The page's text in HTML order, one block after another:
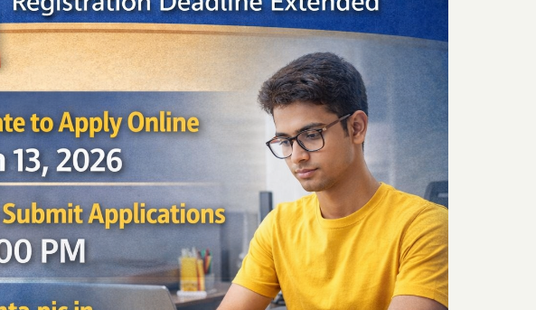
Application
Window
Reopened
March
13